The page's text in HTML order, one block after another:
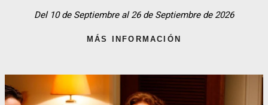
Del 10 de Septiembre al 26 de Septiembre de 2026
MÁS INFORMACIÓN